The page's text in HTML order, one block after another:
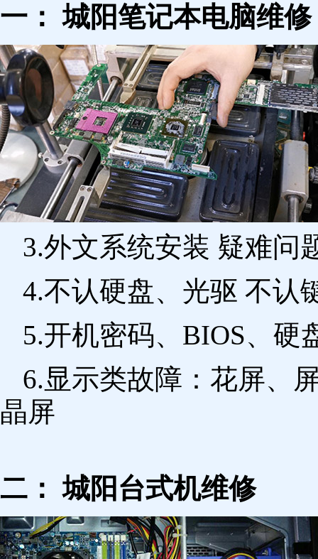
一： 城阳笔记本电脑维修
3.外文系统安装 疑难问
4.不认硬盘、光驱 不认
5.开机密码、BIOS、硬
6.显示类故障：花屏、
晶屏
二： 城阳台式机维修